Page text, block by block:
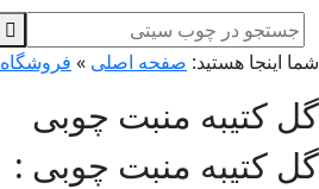
اینجا هستید:صفحه اصلی» فروشگاه»
کتیبه منبت چوبی
کتیبه منبت چوبی :